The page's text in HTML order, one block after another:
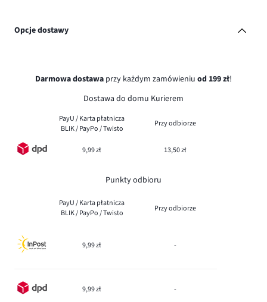
Opcje dostawy
Darmowa dostawa przy każdym zamówieniu od 199 zł!
Dostawa do domu Kurierem
PayU / Karta płatnicza
BLIK / PayPo / Twisto
Przy odbiorze
9,99 zł 13,50 zł
Punkty odbioru
PayU / Karta płatnicza
BLIK / PayPo / Twisto
Przy odbiorze
9,99 zł -
9,99 zł -